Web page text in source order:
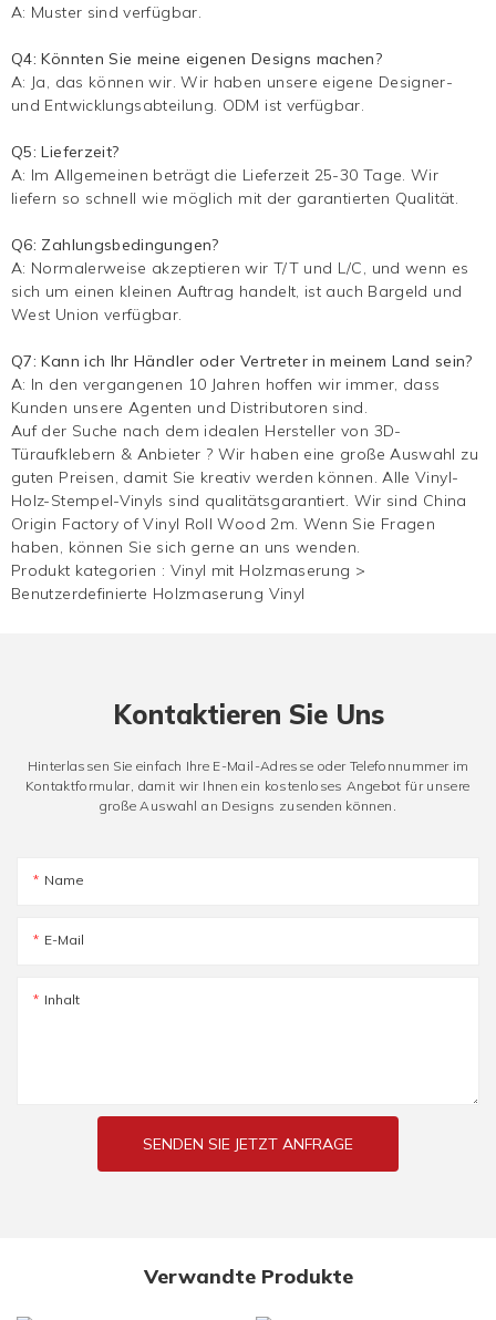
A: Muster sind verfügbar.
Q4: Könnten Sie meine eigenen Designs machen?
A: Ja, das können wir. Wir haben unsere eigene Designer-
und Entwicklungsabteilung. ODM ist verfügbar.
Q5: Lieferzeit?
A: Im Allgemeinen beträgt die Lieferzeit 25-30 Tage. Wir
liefern so schnell wie möglich mit der garantierten Qualität.
Q6: Zahlungsbedingungen?
A: Normalerweise akzeptieren wir T/T und L/C, und wenn es
sich um einen kleinen Auftrag handelt, ist auch Bargeld und
West Union verfügbar.
Q7: Kann ich Ihr Händler oder Vertreter in meinem Land sein?
A: In den vergangenen 10 Jahren hoffen wir immer, dass
Kunden unsere Agenten und Distributoren sind.
Auf der Suche nach dem idealen Hersteller von 3D-
Türaufklebern & Anbieter ? Wir haben eine große Auswahl zu
guten Preisen, damit Sie kreativ werden können. Alle Vinyl-
Holz-Stempel-Vinyls sind qualitätsgarantiert. Wir sind China
Origin Factory of Vinyl Roll Wood 2m. Wenn Sie Fragen
haben, können Sie sich gerne an uns wenden.
Produkt kategorien : Vinyl mit Holzmaserung >
Benutzerdefinierte Holzmaserung Vinyl
Kontaktieren Sie Uns
Hinterlassen Sie einfach Ihre E-Mail-Adresse oder Telefonnummer im
Kontaktformular, damit wir Ihnen ein kostenloses Angebot für unsere
große Auswahl an Designs zusenden können.
Name
E-Mail
Inhalt
SENDEN SIE JETZT ANFRAGE
Verwandte Produkte